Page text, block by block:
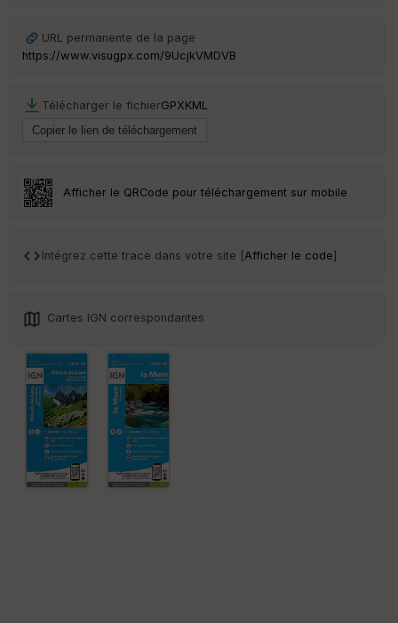
URL permanente de la page
https://www.visugpx.com/9UcjkVMDVB
Télécharger le fichierGPXKML
Afficher le QRCode pour téléchargement sur mobile
Intégrez cette trace dans votre site [Afficher le code]
Cartes IGN correspondantes